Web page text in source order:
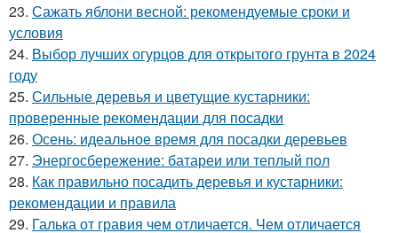
23. Сажать яблони весной: рекомендуемые сроки и
условия
24. Выбор лучших огурцов для открытого грунта в 2024
году
25. Сильные деревья и цветущие кустарники:
проверенные рекомендации для посадки
26. Осень: идеальное время для посадки деревьев
27. Энергосбережение: батареи или теплый пол
28. Как правильно посадить деревья и кустарники:
рекомендации и правила
29. Галька от гравия чем отличается. Чем отличается